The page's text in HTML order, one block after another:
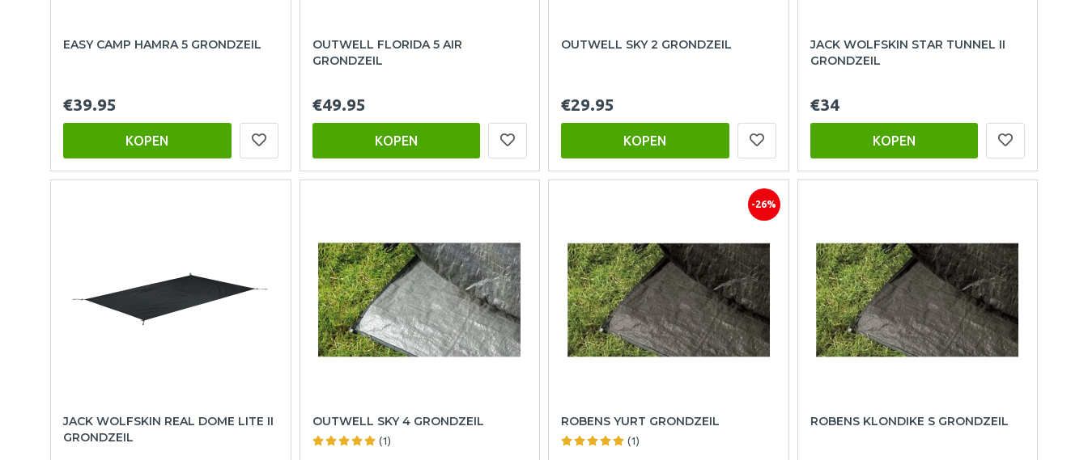
EASY CAMP HAMRA 5 GRONDZEIL
€39.95
KOPEN
OUTWELL FLORIDA 5 AIR
GRONDZEIL
€49.95
KOPEN
OUTWELL SKY 2 GRONDZEIL
€29.95
KOPEN
JACK WOLFSKIN STAR TUNNEL II
GRONDZEIL
€34
KOPEN
JACK WOLFSKIN REAL DOME LITE II
GRONDZEIL
OUTWELL SKY 4 GRONDZEIL
(1)
-26%
ROBENS YURT GRONDZEIL
(1)
ROBENS KLONDIKE S GRONDZEIL